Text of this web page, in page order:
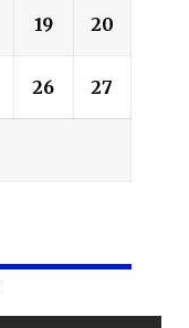
19 20
26 27